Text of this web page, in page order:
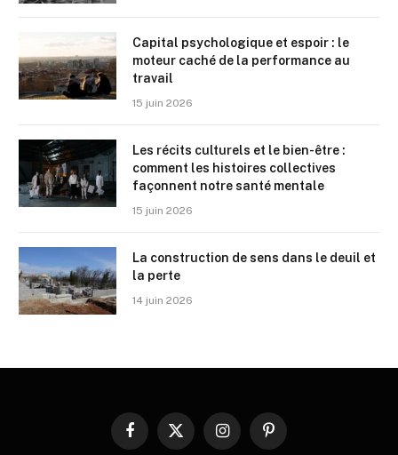
Capital psychologique et espoir : le
moteur caché de la performance au
travail
15 juin 2026
Les récits culturels et le bien-être :
comment les histoires collectives
façonnent notre santé mentale
15 juin 2026
La construction de sens dans le deuil et
la perte
14 juin 2026
Facebook
X
InstagramPinterest